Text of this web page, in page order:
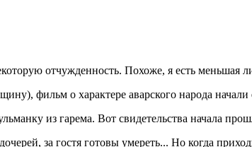
отчужденность. Похоже, я есть меньшая
фильм о характере аварского народа
из гарема. Вот свидетельства начала
за гостя готовы умереть... Но когда